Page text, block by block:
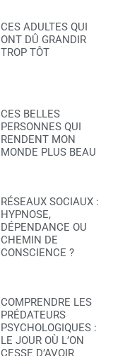
CES ADULTES QUI
ONT DÛ GRANDIR
TROP TÔT
CES BELLES
PERSONNES QUI
RENDENT MON
MONDE PLUS BEAU
RÉSEAUX SOCIAUX :
HYPNOSE,
DÉPENDANCE OU
CHEMIN DE
CONSCIENCE ?
COMPRENDRE LES
PRÉDATEURS
PSYCHOLOGIQUES :
LE JOUR OÙ L’ON
CESSE D’AVOIR